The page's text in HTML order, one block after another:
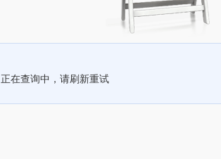
正在查询中，请刷新重试